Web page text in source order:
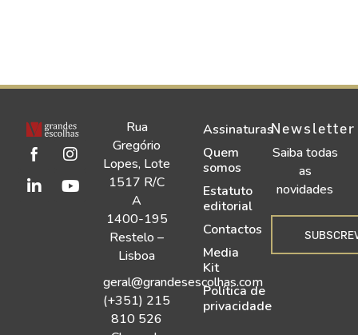
Rua
Gregório
Lopes, Lote
1517 R/C
A
1400-195
Restelo –
Lisboa
geral@grandesescolhas.com
(+351) 215
810 526
Assinaturas
Quem
somos
Estatuto
editorial
Contactos
Media
Kit
Política de
privacidade
Newsletter
Saiba todas
as
novidades